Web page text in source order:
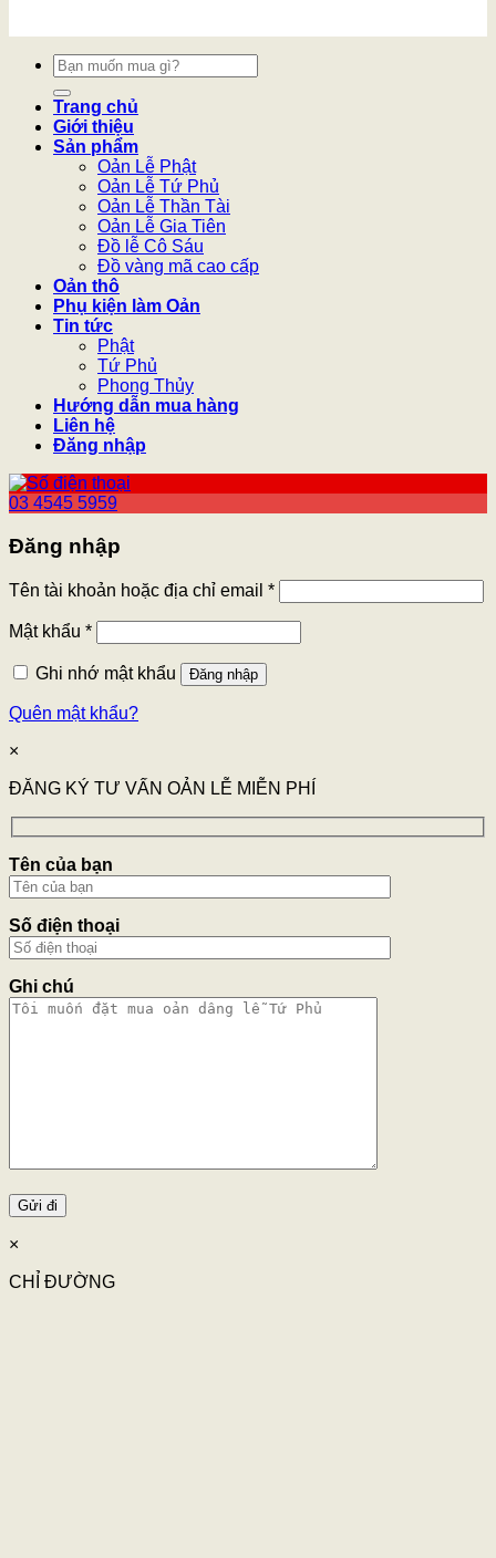
Tìm
kiếm:
Trang chủ
Giới thiệu
Sản phẩm
Oản Lễ Phật
Oản Lễ Tứ Phủ
Oản Lễ Thần Tài
Oản Lễ Gia Tiên
Đồ lễ Cô Sáu
Đồ vàng mã cao cấp
Oản thô
Phụ kiện làm Oản
Tin tức
Phật
Tứ Phủ
Phong Thủy
Hướng dẫn mua hàng
Liên hệ
Đăng nhập
03 4545 5959
Đăng nhập
Tên tài khoản hoặc địa chỉ email *
Mật khẩu *
Ghi nhớ mật khẩu Đăng nhập
Quên mật khẩu?
×
ĐĂNG KÝ TƯ VẤN OẢN LỄ MIỄN PHÍ
Tên của bạn
Số điện thoại
Ghi chú
×
CHỈ ĐƯỜNG